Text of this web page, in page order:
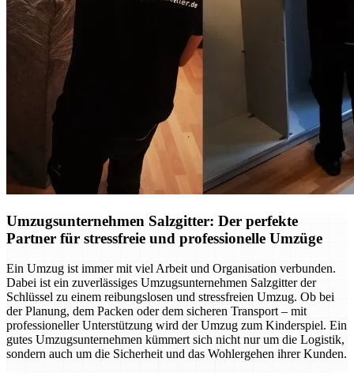
Umzugsunternehmen Salzgitter: Der perfekte
Partner für stressfreie und professionelle Umzüge
Ein Umzug ist immer mit viel Arbeit und Organisation verbunden.
Dabei ist ein zuverlässiges Umzugsunternehmen Salzgitter der
Schlüssel zu einem reibungslosen und stressfreien Umzug. Ob bei
der Planung, dem Packen oder dem sicheren Transport – mit
professioneller Unterstützung wird der Umzug zum Kinderspiel. Ein
gutes Umzugsunternehmen kümmert sich nicht nur um die Logistik,
sondern auch um die Sicherheit und das Wohlergehen ihrer Kunden.